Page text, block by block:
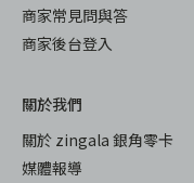
商家常見問與答
商家後台登入
關於我們
關於 zingala 銀角零卡
媒體報導